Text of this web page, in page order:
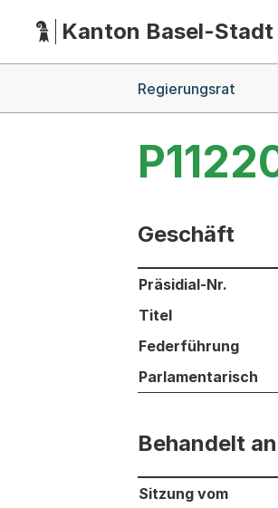
HauptnavigationKanton Basel-Stadt
Regierungsrat
Geschäft
Informationen zum
Präsidial-Nr.
Titel
Federführung
Parlamentarisch
Behandelt
Behandelt an den
Sitzung vom